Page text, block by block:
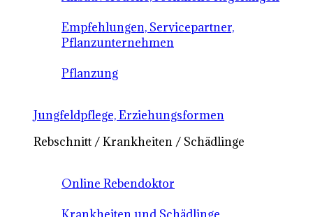
Empfehlungen, Servicepartner,
Pflanzunternehmen
Pflanzung
Jungfeldpflege, Erziehungsformen
Rebschnitt / Krankheiten / Schädlinge
Online Rebendoktor